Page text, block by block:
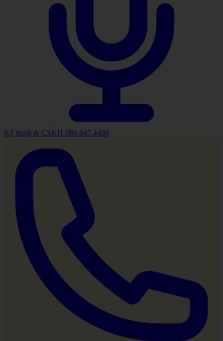
Kỹ thuật & CSKH 086.847.4488